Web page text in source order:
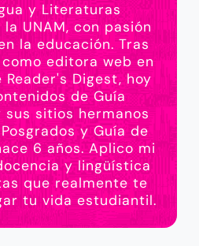
y Literaturas
UNAM, con pasión
la educación. Tras
editora web en
Reader's Digest, hoy
de Guía
sitios hermanos
y Guía de
6 años. Aplico mi
y lingüística
que realmente te
tu vida estudiantil.